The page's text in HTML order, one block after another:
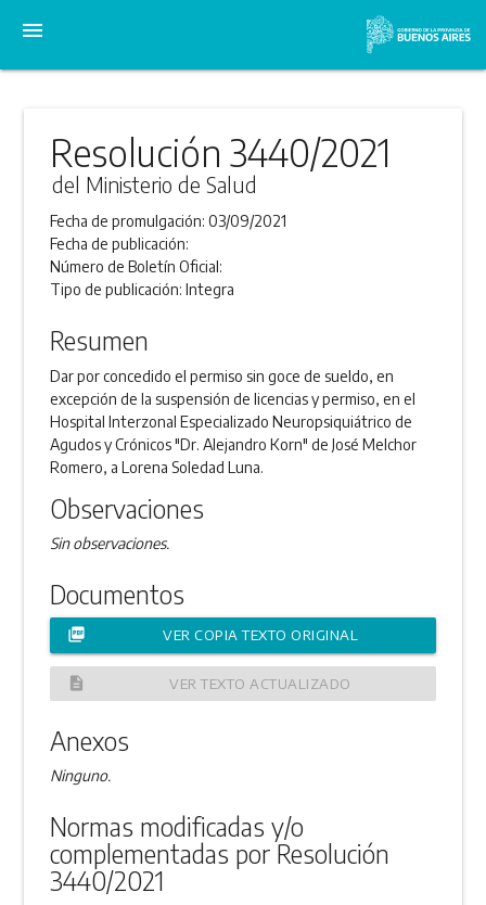
menu
Resolución 3440/2021
del Ministerio de Salud
Fecha de promulgación:03/09/2021
Fecha de publicación:
Número de Boletín Oficial:
Tipo de publicación:Integra
Resumen
Dar por concedido el permiso sin goce de sueldo, en
excepción de la suspensión de licencias y permiso, en el
Hospital Interzonal Especializado Neuropsiquiátrico de
Agudos y Crónicos "Dr. Alejandro Korn" de José Melchor
Romero, a Lorena Soledad Luna.
Observaciones
Sin observaciones.
Documentos
picture_as_pdf VER COPIA TEXTO ORIGINAL
description VER TEXTO ACTUALIZADO
Anexos
Ninguno.
Normas modificadas y/o
complementadas por Resolución
3440/2021